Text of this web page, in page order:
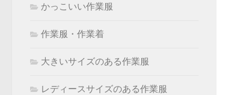
かっこいい作業服
作業服・作業着
大きいサイズのある作業服
レディースサイズのある作業服